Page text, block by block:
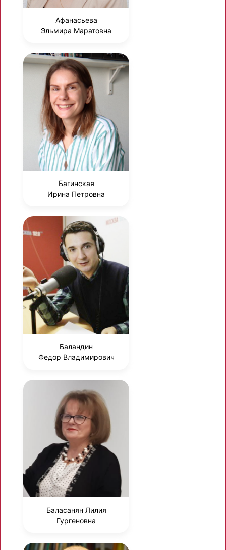
Афанасьева
Эльмира Маратовна
Багинская
Ирина Петровна
Баландин
Федор Владимирович
Баласанян Лилия
Гургеновна